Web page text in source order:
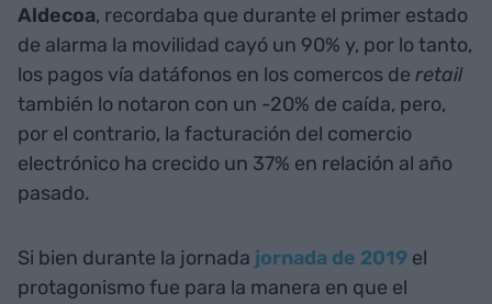
Aldecoa, recordaba que durante el primer estado
de alarma la movilidad cayó un 90% y, por lo tanto,
los pagos vía datáfonos en los comercos de retail
también lo notaron con un -20% de caída, pero,
por el contrario, la facturación del comercio
electrónico ha crecido un 37% en relación al año
pasado.
Si bien durante la jornada jornada de 2019 el
protagonismo fue para la manera en que el